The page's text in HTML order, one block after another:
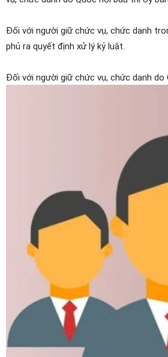
Đối với người giữ chức vụ, chức danh
phủ ra quyết định xử lý kỷ luật.
Đối với người giữ chức vụ, chức danh do